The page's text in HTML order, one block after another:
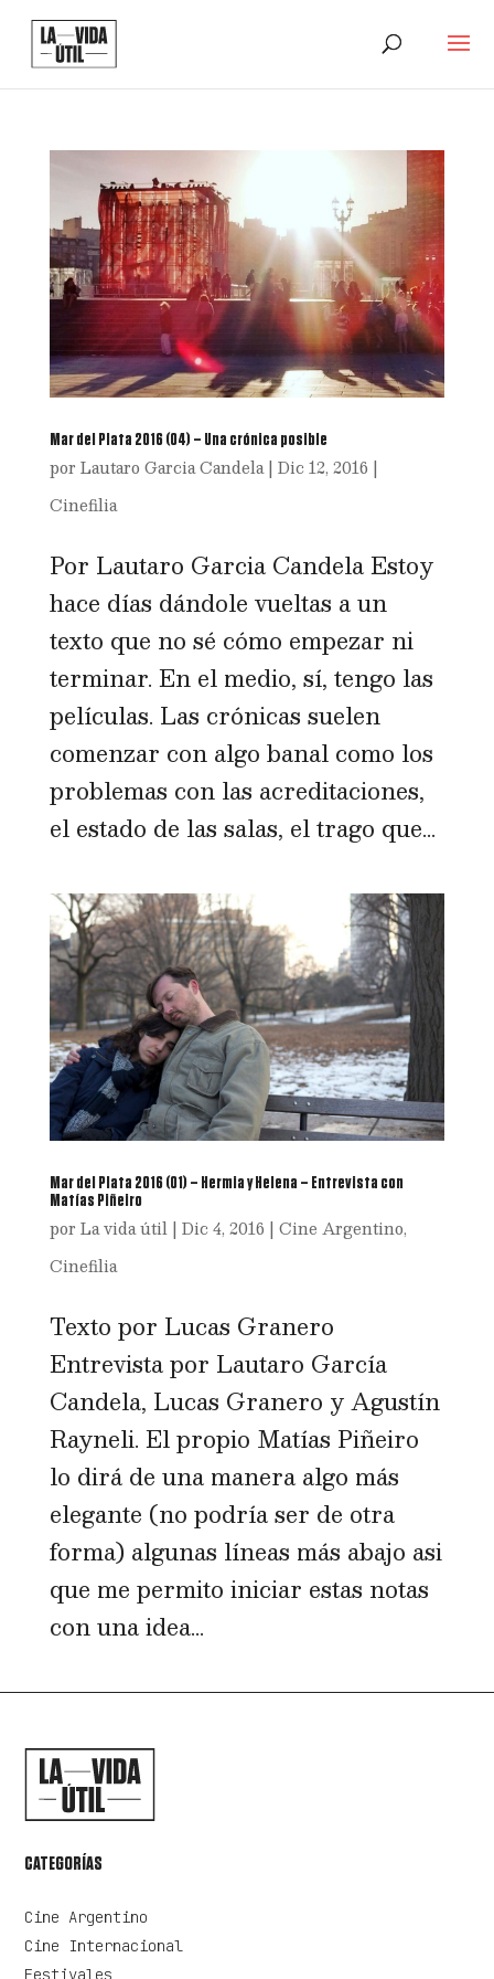
Mar del Plata 2016 (04) – Una crónica posible
por Lautaro Garcia Candela| Dic 12, 2016 |
Cinefilia
Por Lautaro Garcia Candela Estoy
hace días dándole vueltas a un
texto que no sé cómo empezar ni
terminar. En el medio, sí, tengo las
películas. Las crónicas suelen
comenzar con algo banal como los
problemas con las acreditaciones,
el estado de las salas, el trago que...
Mar del Plata 2016 (01) – Hermia y Helena – Entrevista con
Matías Piñeiro
por La vida útil| Dic 4, 2016 | Cine Argentino,
Cinefilia
Texto por Lucas Granero
Entrevista por Lautaro García
Candela, Lucas Granero y Agustín
Rayneli. El propio Matías Piñeiro
lo dirá de una manera algo más
elegante (no podría ser de otra
forma) algunas líneas más abajo asi
que me permito iniciar estas notas
con una idea...
CATEGORÍAS
Cine Argentino
Cine Internacional
Festivales